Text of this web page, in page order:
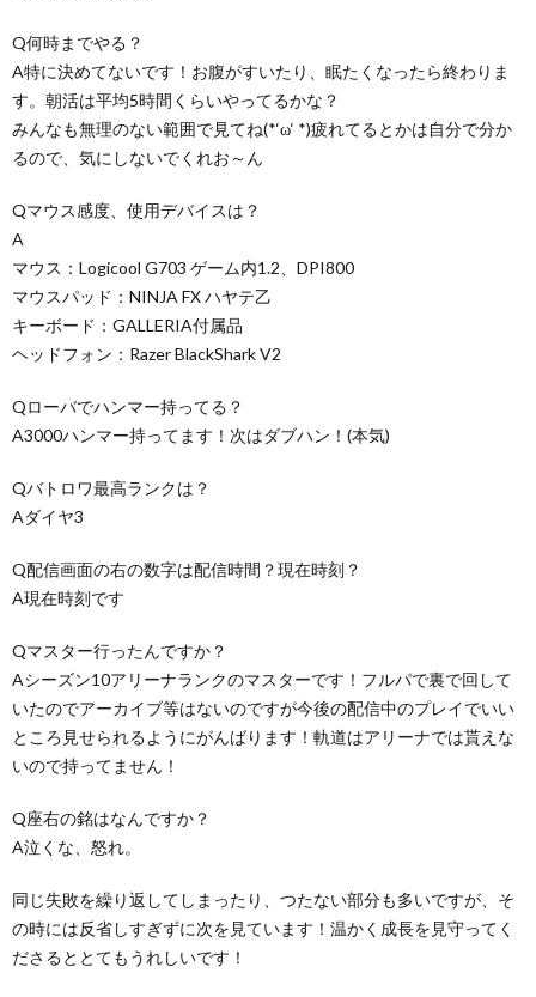
Q何時までやる？
A特に決めてないです！お腹がすいたり、眠たくなったら終わりま
す。朝活は平均5時間くらいやってるかな？
みんなも無理のない範囲で見てね(*‘ω‘ *)疲れてるとかは自分で分か
るので、気にしないでくれお～ん
Qマウス感度、使用デバイスは？
A
マウス：Logicool G703 ゲーム内1.2、DPI800
マウスパッド：NINJA FX ハヤテ乙
キーボード：GALLERIA付属品
ヘッドフォン：Razer BlackShark V2
Qローバでハンマー持ってる？
A3000ハンマー持ってます！次はダブハン！(本気)
Qバトロワ最高ランクは？
Aダイヤ3
Q配信画面の右の数字は配信時間？現在時刻？
A現在時刻です
Qマスター行ったんですか？
Aシーズン10アリーナランクのマスターです！フルパで裏で回して
いたのでアーカイブ等はないのですが今後の配信中のプレイでいい
ところ見せられるようにがんばります！軌道はアリーナでは貰えな
いので持ってません！
Q座右の銘はなんですか？
A泣くな、怒れ。
同じ失敗を繰り返してしまったり、つたない部分も多いですが、そ
の時には反省しすぎずに次を見ています！温かく成長を見守ってく
ださるととてもうれしいです！